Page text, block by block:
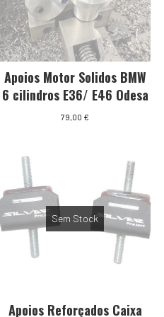
Apoios Motor Solidos BMW
6 cilindros E36/ E46 Odesa
79,00 €
Sem Stock
Apoios Reforçados Caixa